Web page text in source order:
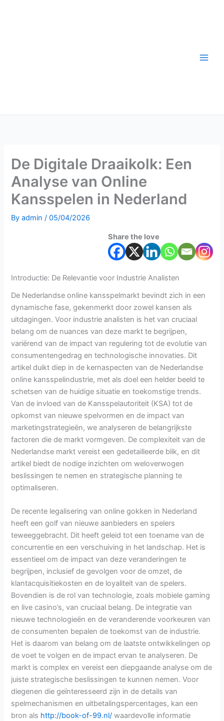
De Digitale Draaikolk: Een
Analyse van Online
Kansspelen in Nederland
Byadmin/05/04/2026
Share the love
Introductie: De Relevantie voor Industrie Analisten
De Nederlandse online kansspelmarkt bevindt zich in een
dynamische fase, gekenmerkt door zowel kansen als
uitdagingen. Voor industrie analisten is het van cruciaal
belang om de nuances van deze markt te begrijpen,
variërend van de impact van regulering tot de evolutie van
consumentengedrag en technologische innovaties. Dit
artikel duikt diep in de kernaspecten van de Nederlandse
online kansspelindustrie, met als doel een helder beeld te
schetsen van de huidige situatie en toekomstige trends.
Van de invloed van de Kansspelautoriteit (KSA) tot de
opkomst van nieuwe spelvormen en de impact van
marketingstrategieën, we analyseren de belangrijkste
factoren die de markt vormgeven. De complexiteit van de
Nederlandse markt vereist een gedetailleerde blik, en dit
artikel biedt de nodige inzichten om weloverwogen
beslissingen te nemen en strategische planning te
optimaliseren.
De recente legalisering van online gokken in Nederland
heeft een golf van nieuwe aanbieders en spelers
teweeggebracht. Dit heeft geleid tot een toename van de
concurrentie en een verschuiving in het landschap. Het is
essentieel om de impact van deze veranderingen te
begrijpen, inclusief de gevolgen voor de omzet, de
klantacquisitiekosten en de loyaliteit van de spelers.
Bovendien is de rol van technologie, zoals mobiele gaming
en live casino’s, van cruciaal belang. De integratie van
nieuwe technologieën en de veranderende voorkeuren van
de consumenten bepalen de toekomst van de industrie.
Het is daarom van belang om de laatste ontwikkelingen op
de voet te volgen en de impact ervan te analyseren. De
markt is complex en vereist een diepgaande analyse om de
juiste strategische beslissingen te kunnen nemen. Voor
diegenen die geïnteresseerd zijn in de details van
spelmechanismen en uitbetalingspercentages, kan een
bron als http://book-of-99.nl/ waardevolle informatie